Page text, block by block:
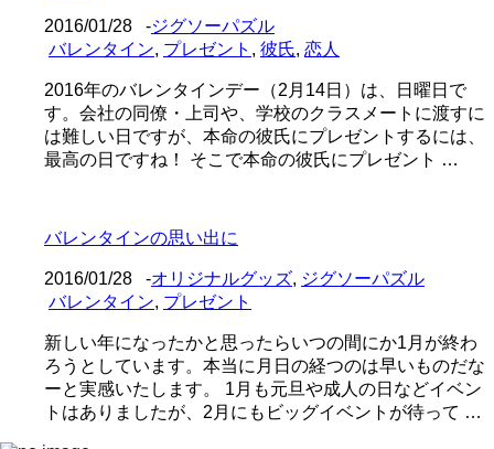
2016/01/28 -ジグソーパズル
バレンタイン, プレゼント , 彼氏, 恋人
2016年のバレンタインデー（2月14日）は、日曜日で
す。会社の同僚・上司や、学校のクラスメートに渡すに
は難しい日ですが、本命の彼氏にプレゼントするには、
最高の日ですね！ そこで本命の彼氏にプレゼント …
バレンタインの思い出に
2016/01/28 -オリジナルグッズ, ジグソーパズル
バレンタイン, プレゼント
新しい年になったかと思ったらいつの間にか1月が終わ
ろうとしています。本当に月日の経つのは早いものだな
ーと実感いたします。 1月も元旦や成人の日などイベン
トはありましたが、2月にもビッグイベントが待って …